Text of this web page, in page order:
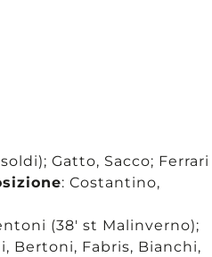
Gatto, Sacco; Ferrari
: Costantino,
(38′ st Malinverno);
Bertoni, Fabris, Bianchi,